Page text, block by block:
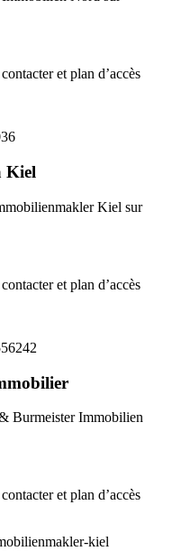
et plan d’accès
Kiel
Kiel sur
et plan d’accès
Burmeister Immobilien
et plan d’accès
kiel